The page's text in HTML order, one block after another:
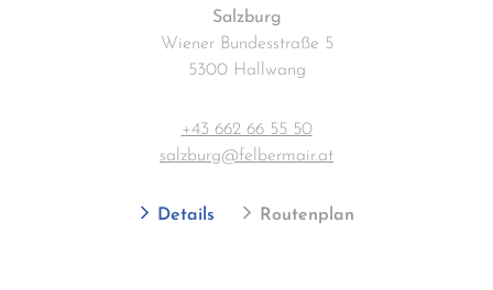
Salzburg
Wiener Bundesstraße 5
5300 Hallwang
+43 662 66 55 50
salzburg@felbermair.at
Details Routenplan